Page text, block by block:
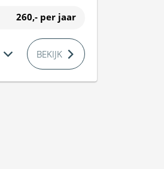
260,- per jaar
BEKIJK